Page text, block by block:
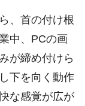
、首の付け根
中、PCの画
が締め付けら
下を向く動作
な感覚が広が